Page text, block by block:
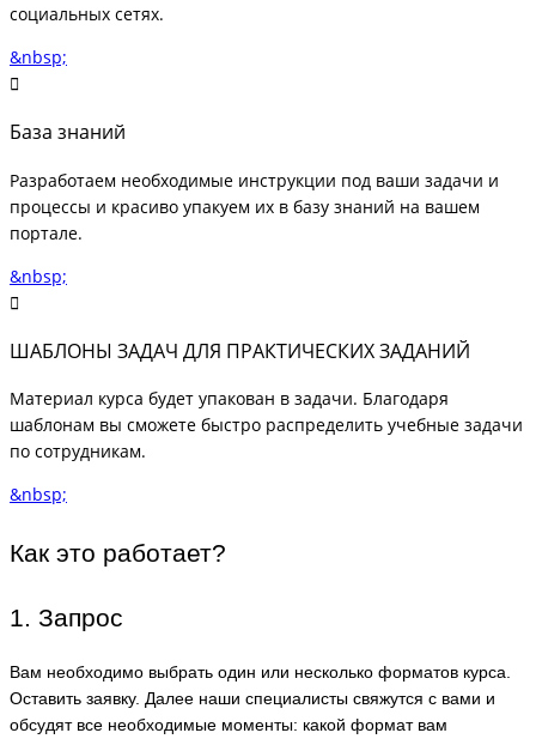
социальных сетях.
&nbsp;
База знаний
Разработаем необходимые инструкции под ваши задачи и
процессы и красиво упакуем их в базу знаний на вашем
портале.
&nbsp;
ШАБЛОНЫ ЗАДАЧ ДЛЯ ПРАКТИЧЕСКИХ ЗАДАНИЙ
Материал курса будет упакован в задачи. Благодаря
шаблонам вы сможете быстро распределить учебные задачи
по сотрудникам.
&nbsp;
Как это работает?
1. Запрос
Вам необходимо выбрать один или несколько форматов курса.
Оставить заявку. Далее наши специалисты свяжутся с вами и
обсудят все необходимые моменты: какой формат вам